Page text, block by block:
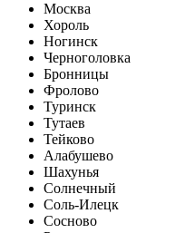
Москва
Хороль
Ногинск
Черноголовка
Бронницы
Фролово
Туринск
Тутаев
Тейково
Алабушево
Шахунья
Солнечный
Соль-Илецк
Сосново